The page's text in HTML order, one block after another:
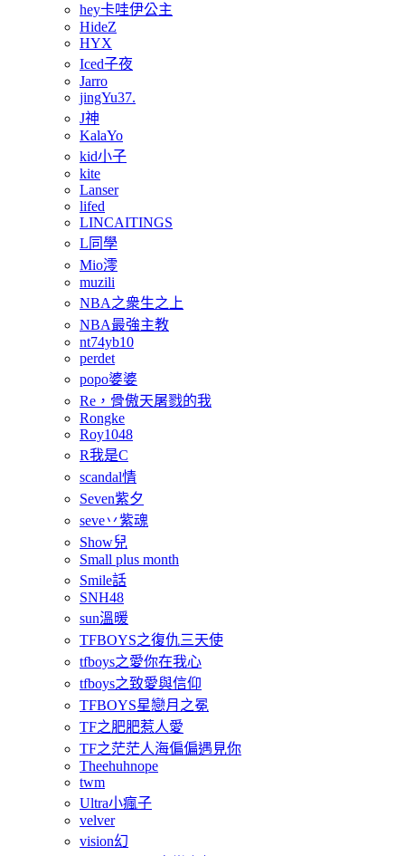
hey卡哇伊公主
HideZ
HYX
Iced子夜
Jarro
jingYu37.
J神
KalaYo
kid小子
kite
Lanser
lifed
LINCAITINGS
L同學
Mio澪
muzili
NBA之衆生之上
NBA最強主教
nt74yb10
perdet
popo婆婆
Re，骨傲天屠戮的我
Rongke
Roy1048
R我是C
scandal情
Seven紫夕
seve丷紫魂
Show兒
Small plus month
Smile話
SNH48
sun溫暖
TFBOYS之復仇三天使
tfboys之愛你在我心
tfboys之致愛與信仰
TFBOYS星戀月之冕
TF之肥肥惹人愛
TF之茫茫人海偏偏遇見你
Theehuhnope
twm
Ultra小瘋子
velver
vision幻